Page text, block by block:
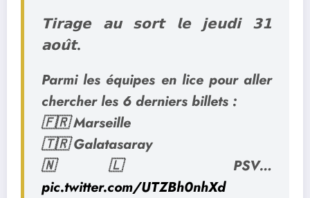
𝗧𝗶𝗿𝗮𝗴𝗲 𝗮𝘂 𝘀𝗼𝗿𝘁 𝗹𝗲 𝗷𝗲𝘂𝗱𝗶 𝟯𝟭
𝗮𝗼𝘂̂𝘁.
Parmi les équipes en lice pour aller
chercher les 6 derniers billets :
🇫🇷 Marseille
🇹🇷 Galatasaray
🇳🇱 PSV…
pic.twitter.com/UTZBh0nhXd